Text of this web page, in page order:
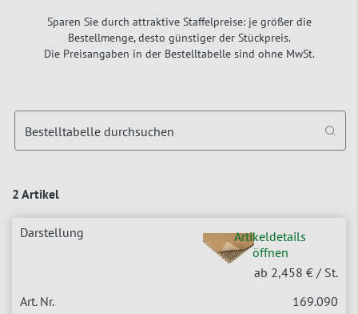
Sparen Sie durch attraktive Staffelpreise: je größer die
Bestellmenge, desto günstiger der Stückpreis.
Die Preisangaben in der Bestelltabelle sind ohne MwSt.
2 Artikel
Bestelltabelle durchsuchen
Artikeldetails
öffnen
ab 2,458 € / St.
169.090